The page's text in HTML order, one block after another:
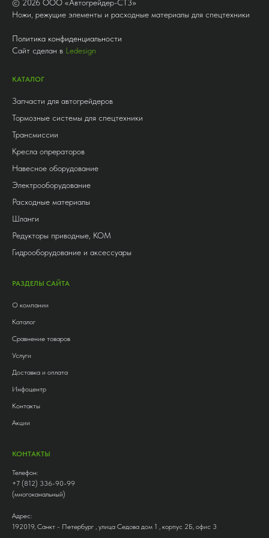
© 2026 ООО «Автогрейдер-СТ3»
Ножи, режущие элементы и расходные материалы для спецтехники
Политика конфиденциальности
Сайт сделан в Ledesign
КАТАЛОГ
Запчасти для автогрейдеров
Тормозные системы для спецтехники
Трансмиссии
Кресла опрераторов
Навесное оборудование
Электрооборудование
Расходные материалы
Шланги
Редукторы приводные, КОМ
Гидрооборудование и аксессуары
РАЗДЕЛЫ САЙТА
О компании
Каталог
Сравнение товаров
Услуги
Доставка и оплата
Инфоцентр
Контакты
Акции
КОНТАКТЫ
Телефон:
+7 (812) 336-90-99
(многоканальный)
Адрес:
192019, Санкт - Петербург , улица Седова дом 1 , корпус 2Б, офис 3